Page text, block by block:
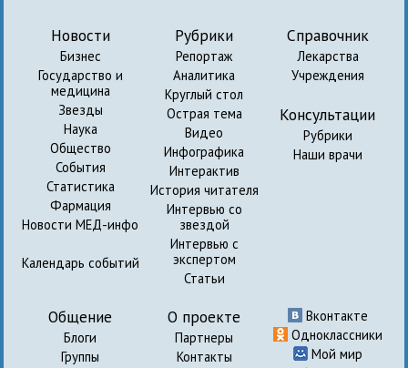
Новости
Бизнес
Государство и
медицина
Звезды
Наука
Общество
События
Статистика
Фармация
Новости МЕД-инфо
Календарь событий
Рубрики
Репортаж
Аналитика
Круглый стол
Острая тема
Видео
Инфографика
Интерактив
История читателя
Интервью со
звездой
Интервью с
экспертом
Статьи
Справочник
Лекарства
Учреждения
Консультации
Рубрики
Наши врачи
Общение
Блоги
Группы
О проекте
Партнеры
Контакты
Вконтакте
Одноклассники
Мой мир